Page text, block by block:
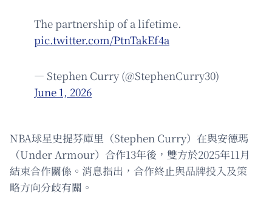
The partnership of a lifetime.
pic.twitter.com/PtnTakEf4a
— Stephen Curry (@StephenCurry30)
June 1, 2026
NBA球星史提芬庫里（Stephen Curry）在與安德瑪
（Under Armour）合作13年後，雙方於2025年11月
結束合作關係。消息指出，合作終止與品牌投入及策
略方向分歧有關。